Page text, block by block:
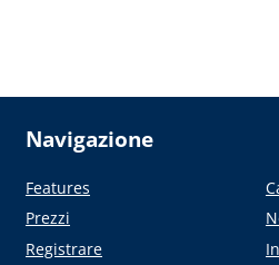
Navigazione
Features
Prezzi
Registrare